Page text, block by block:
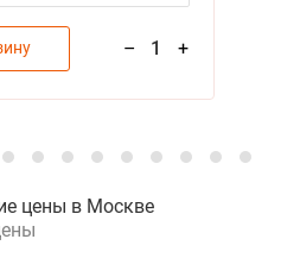
– 1 +
цены в Москве